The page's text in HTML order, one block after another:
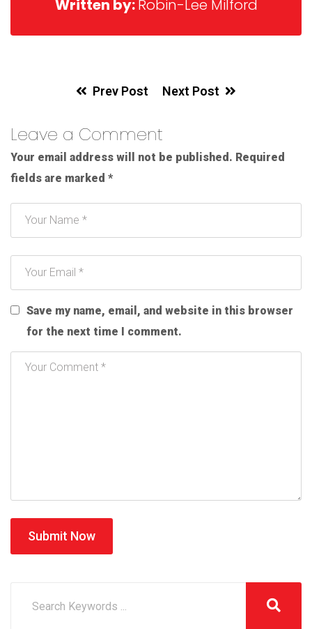
Written by:Robin-Lee Milford
Prev Post Next Post
Leave a Comment
Your email address will not be published. Required
fields are marked *
Save my name, email, and website in this browser
for the next time I comment.
Submit Now